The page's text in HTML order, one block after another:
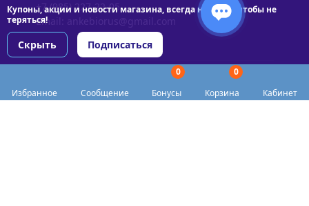
Избранное Сообщение
0
Бонусы
0
Корзина
Кабинет
+7 (985) 227-22-05
Email: ankebiorus@gmail.com
Купоны, акции и новости магазина, всегда на связи чтобы не
теряться!
Скрыть Подписаться